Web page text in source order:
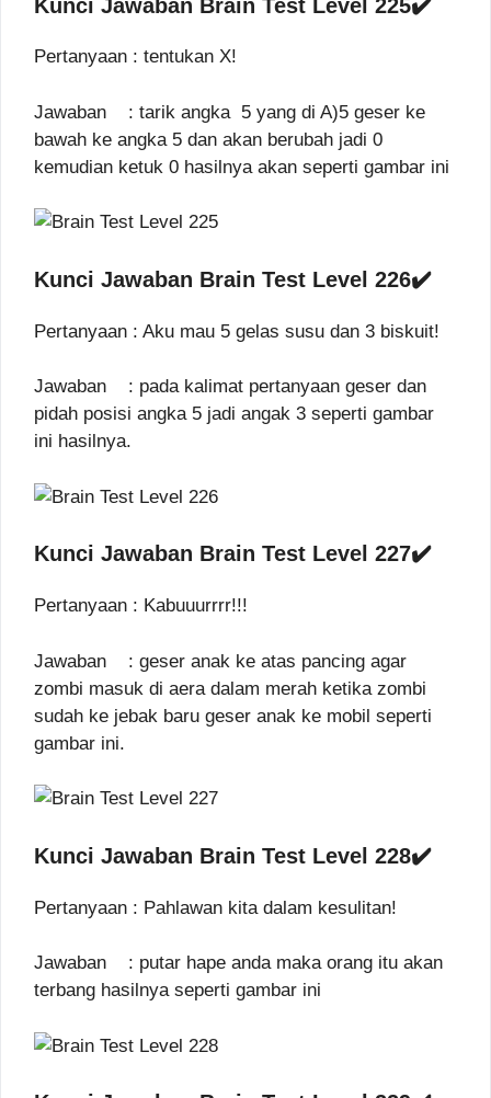
Kunci Jawaban Brain Test Level 225✔️
Pertanyaan : tentukan X!
Jawaban : tarik angka 5 yang di A)5 geser ke
bawah ke angka 5 dan akan berubah jadi 0
kemudian ketuk 0 hasilnya akan seperti gambar ini
Kunci Jawaban Brain Test Level 226✔️
Pertanyaan : Aku mau 5 gelas susu dan 3 biskuit!
Jawaban : pada kalimat pertanyaan geser dan
pidah posisi angka 5 jadi angak 3 seperti gambar
ini hasilnya.
Kunci Jawaban Brain Test Level 227✔️
Pertanyaan : Kabuuurrrr!!!
Jawaban : geser anak ke atas pancing agar
zombi masuk di aera dalam merah ketika zombi
sudah ke jebak baru geser anak ke mobil seperti
gambar ini.
Kunci Jawaban Brain Test Level 228✔️
Pertanyaan : Pahlawan kita dalam kesulitan!
Jawaban : putar hape anda maka orang itu akan
terbang hasilnya seperti gambar ini